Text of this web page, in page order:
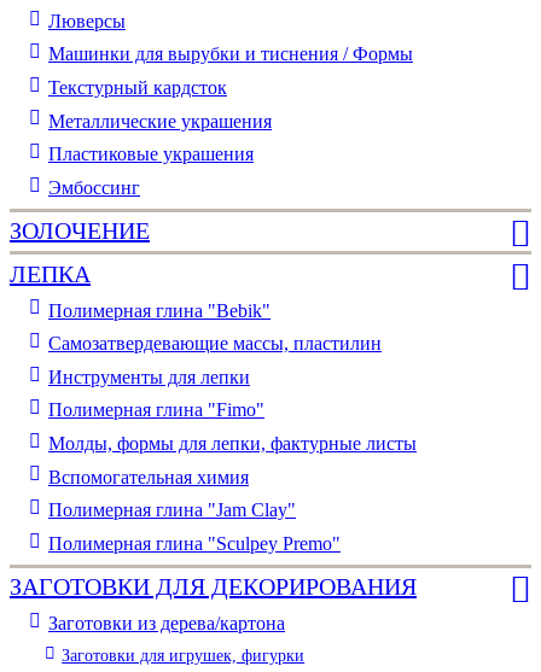
Люверсы
Машинки для вырубки и тиснения / Формы
Текстурный кардсток
Металлические украшения
Пластиковые украшения
Эмбоссинг
ЗОЛОЧЕНИЕ
ЛЕПКА
Полимерная глина "Bebik"
Самозатвердевающие массы, пластилин
Инструменты для лепки
Полимерная глина "Fimo"
Молды, формы для лепки, фактурные листы
Вспомогательная химия
Полимерная глина "Jam Clay"
Полимерная глина "Sculpey Premo"
ЗАГОТОВКИ ДЛЯ ДЕКОРИРОВАНИЯ
Заготовки из дерева/картона
Заготовки для игрушек, фигурки